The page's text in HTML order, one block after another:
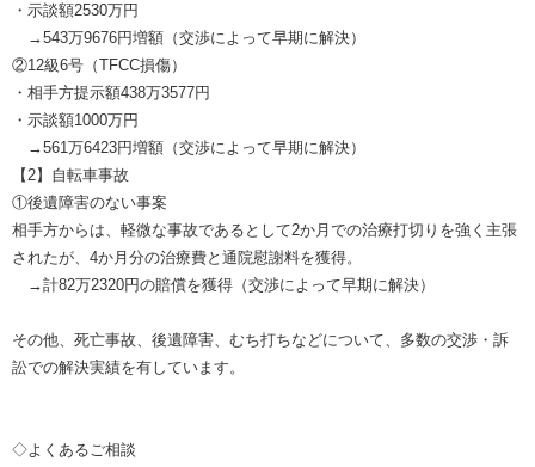
・示談額2530万円
→543万9676円増額（交渉によって早期に解決）
②12級6号（TFCC損傷）
・相手方提示額438万3577円
・示談額1000万円
→561万6423円増額（交渉によって早期に解決）
【2】自転車事故
①後遺障害のない事案
相手方からは、軽微な事故であるとして2か月での治療打切りを強く主張
されたが、4か月分の治療費と通院慰謝料を獲得。
→計82万2320円の賠償を獲得（交渉によって早期に解決）
その他、死亡事故、後遺障害、むち打ちなどについて、多数の交渉・訴
訟での解決実績を有しています。
◇よくあるご相談